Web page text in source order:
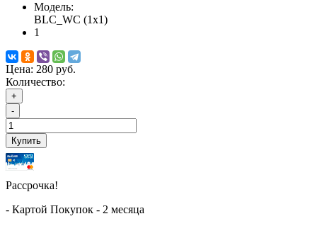
Модель:
BLC_WC (1х1)
1
Цена: 280 руб.
Количество:
+
-
Купить
Рассрочка!
- Картой Покупок - 2 месяца